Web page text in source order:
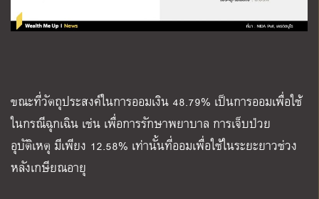
ขณะที่วัตถุประสงค์ในการออมเงิน 48.79% เป็นการออมเพื่อใช้
ในกรณีฉุกเฉิน เช่น เพื่อการรักษาพยาบาล การเจ็บป่วย
อุบัติเหตุ มีเพียง 12.58% เท่านั้นที่ออมเพื่อใช้ในระยะยาวช่วง
หลังเกษียณอายุ